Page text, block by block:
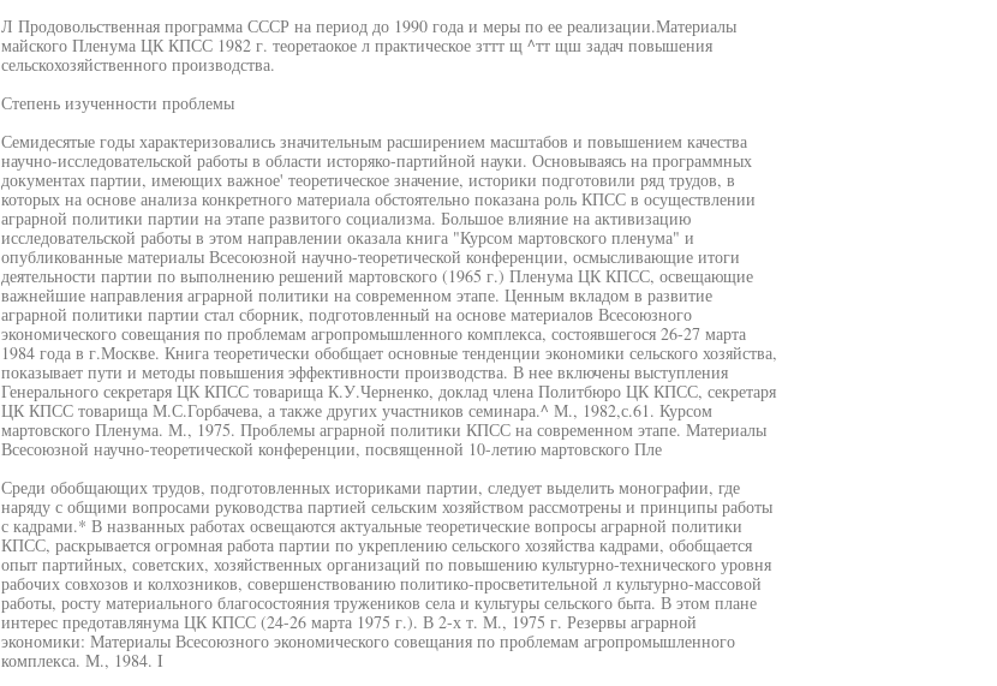
Л Продовольственная программа СССР на период до 1990 года и меры по ее реализации.Материалы
майского Пленума ЦК КПСС 1982 г. теоретаокое л практическое зттт щ ^тт щш задач повышения
сельскохозяйственного производства.
Степень изученности проблемы
Семидесятые годы характеризовались значительным расширением масштабов и повышением качества
научно-исследовательской работы в области исторяко-партийной науки. Основываясь на программных
документах партии, имеющих важное' теоретическое значение, историки подготовили ряд трудов, в
которых на основе анализа конкретного материала обстоятельно показана роль КПСС в осуществлении
аграрной политики партии на этапе развитого социализма. Большое влияние на активизацию
исследовательской работы в этом направлении оказала книга "Курсом мартовского пленума" и
опубликованные материалы Всесоюзной научно-теоретической конференции, осмысливающие итоги
деятельности партии по выполнению решений мартовского (1965 г.) Пленума ЦК КПСС, освещающие
важнейшие направления аграрной политики на современном этапе. Ценным вкладом в развитие
аграрной политики партии стал сборник, подготовленный на основе материалов Всесоюзного
экономического совещания по проблемам агропромышленного комплекса, состоявшегося 26-27 марта
1984 года в г.Москве. Книга теоретически обобщает основные тенденции экономики сельского хозяйства,
показывает пути и методы повышения эффективности производства. В нее включены выступления
Генерального секретаря ЦК КПСС товарища К.У.Черненко, доклад члена Политбюро ЦК КПСС, секретаря
ЦК КПСС товарища М.С.Горбачева, а также других участников семинара.^ М., 1982,с.61. Курсом
мартовского Пленума. М., 1975. Проблемы аграрной политики КПСС на современном этапе. Материалы
Всесоюзной научно-теоретической конференции, посвященной 10-летию мартовского Пле
Среди обобщающих трудов, подготовленных историками партии, следует выделить монографии, где
наряду с общими вопросами руководства партией сельским хозяйством рассмотрены и принципы работы
с кадрами.* В названных работах освещаются актуальные теоретические вопросы аграрной политики
КПСС, раскрывается огромная работа партии по укреплению сельского хозяйства кадрами, обобщается
опыт партийных, советских, хозяйственных организаций по повышению культурно-технического уровня
рабочих совхозов и колхозников, совершенствованию политико-просветительной л культурно-массовой
работы, росту материального благосостояния тружеников села и культуры сельского быта. В этом плане
интерес предотавлянума ЦК КПСС (24-26 марта 1975 г.). В 2-х т. М., 1975 г. Резервы аграрной
экономики: Материалы Всесоюзного экономического совещания по проблемам агропромышленного
комплекса. М., 1984. I